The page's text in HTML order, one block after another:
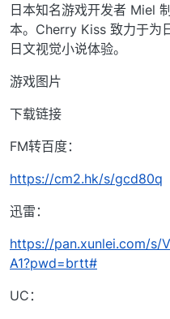
日本知名游戏开发者 Miel
本。Cherry Kiss 致力于为
日文视觉小说体验。
游戏图片
下载链接
FM转百度：
https://cm2.hk/s/gcd80q
迅雷：
https://pan.xunlei.com/s/
A1?pwd=brtt#
UC：